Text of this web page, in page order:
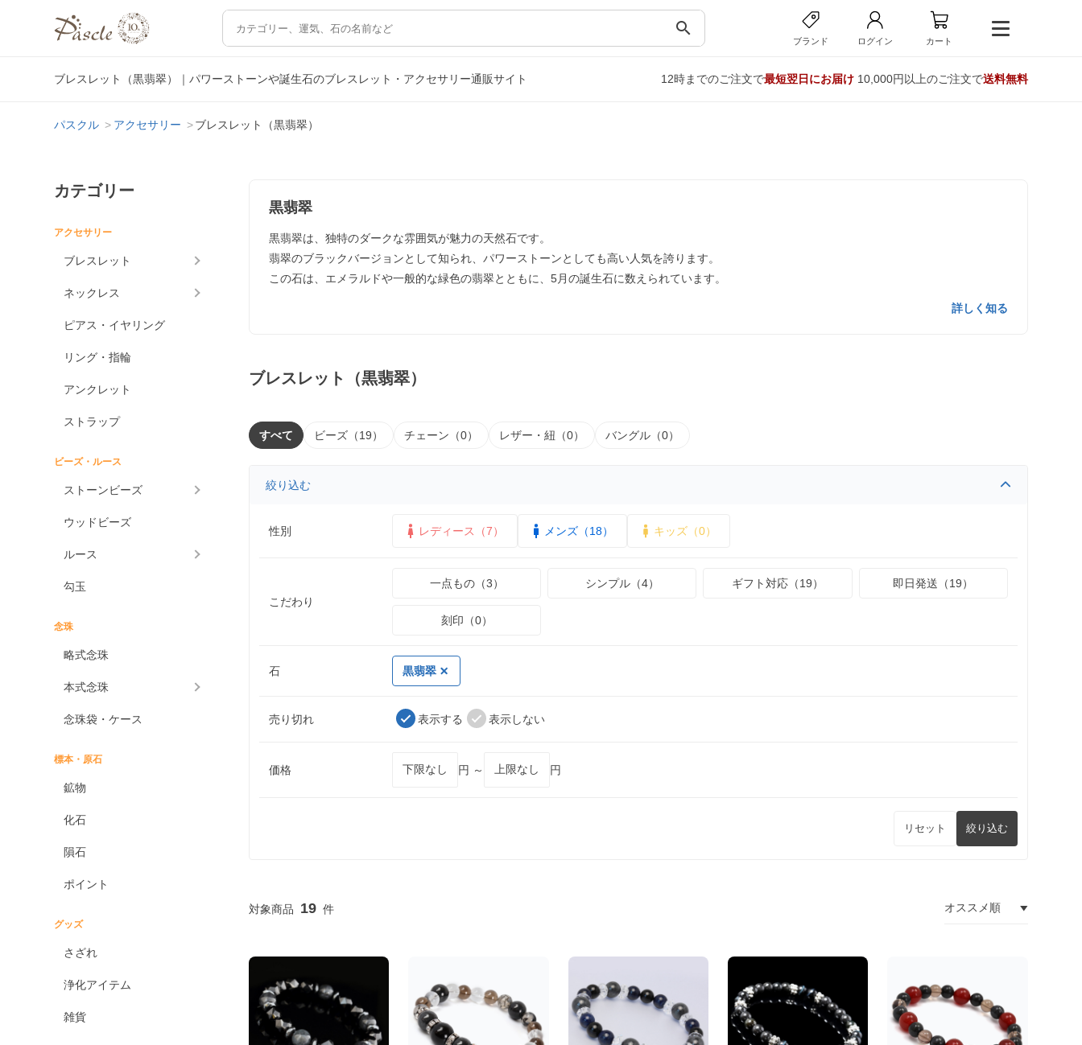
search
ブランド ログイン カート
ブレスレット（黒翡翠）｜パワーストーンや誕生石のブレスレット・アクセサリー通販サイト 12時までのご注文で最短翌日にお届け10,000円以上のご注文で送料無料
パスクル アクセサリー ブレスレット（黒翡翠）
カテゴリー
アクセサリー
ブレスレット
ネックレス
ピアス・イヤリング
リング・指輪
アンクレット
ストラップ
ビーズ・ルース
ストーンビーズ
ウッドビーズ
ルース
勾玉
念珠
略式念珠
本式念珠
念珠袋・ケース
標本・原石
鉱物
化石
隕石
ポイント
グッズ
さざれ
浄化アイテム
雑貨
黒翡翠
黒翡翠は、独特のダークな雰囲気が魅力の天然石です。
翡翠のブラックバージョンとして知られ、パワーストーンとしても高い人気を誇ります。
この石は、エメラルドや一般的な緑色の翡翠とともに、5月の誕生石に数えられています。
詳しく知る
ブレスレット（黒翡翠）
すべて ビーズ（19） チェーン（0） レザー・紐（0） バングル（0）
絞り込む
性別 レディース（7） メンズ（18） キッズ（0）
こだわり
一点もの（3） シンプル（4） ギフト対応（19） 即日発送（19）
刻印（0）
石 黒翡翠
売り切れ 表示する 表示しない
価格 円 ～ 円
リセット 絞り込む
19